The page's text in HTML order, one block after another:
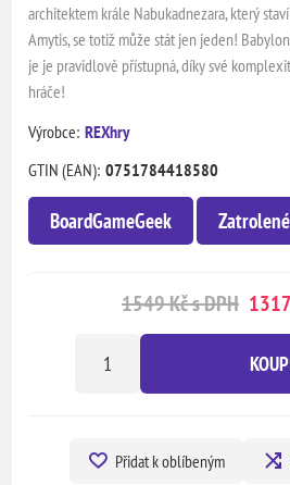
architektem krále Nabukadnezara, který
Amytis, se totiž může stát jen jeden!
je je pravidlově přístupná, díky své
hráče!
Výrobce: REXhry
GTIN (EAN): 0751784418580
BoardGameGeek
1549 Kč s DPH
Přidat k oblíbeným